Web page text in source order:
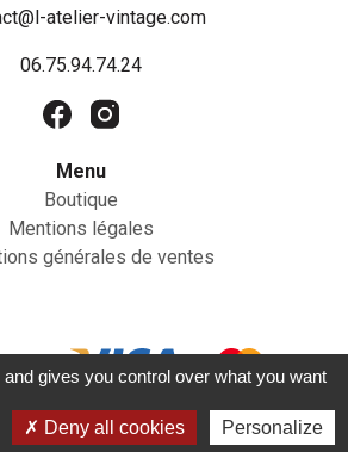
atelier-vintage.com
06.75.94.74.24
Menu
Boutique
Mentions légales
générales de ventes
vintage | Création du site par JNWEB
gives you control over what you want
Deny all cookies Personalize